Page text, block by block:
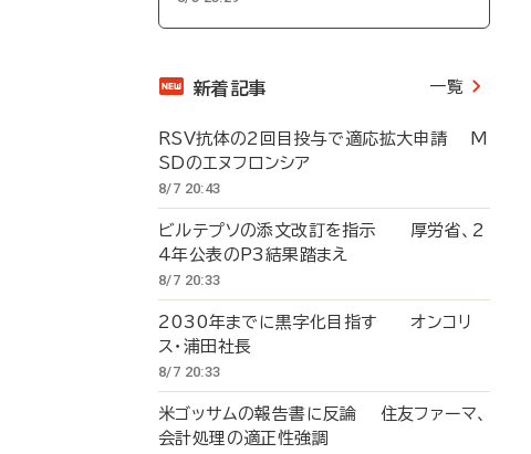
新着記事 一覧
RSV抗体の2回目投与で適応拡大申請 M
SDのエヌフロンシア
8/7 20:43
ビルテプソの添文改訂を指示 厚労省、2
4年公表のP3結果踏まえ
8/7 20:33
2030年までに黒字化目指す オンコリ
ス・浦田社長
8/7 20:33
米ゴッサムの報告書に反論 住友ファーマ、
会計処理の適正性強調